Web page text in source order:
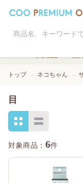
トップ ネコちゃん
目
6件